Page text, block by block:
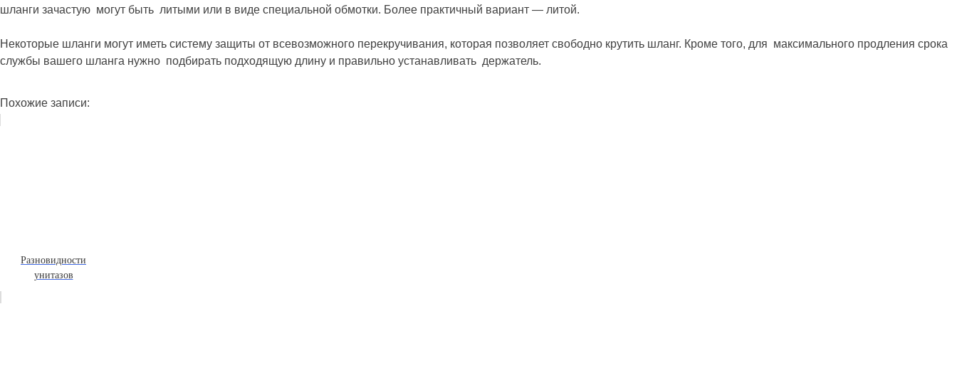
шланги зачастую могут быть литыми или в виде специальной обмотки. Более практичный вариант — литой.
Некоторые шланги могут иметь систему защиты от всевозможного перекручивания, которая позволяет свободно крутить шланг. Кроме того, для максимального продления срока
службы вашего шланга нужно подбирать подходящую длину и правильно устанавливать держатель.
Похожие записи:
Разновидности
унитазов